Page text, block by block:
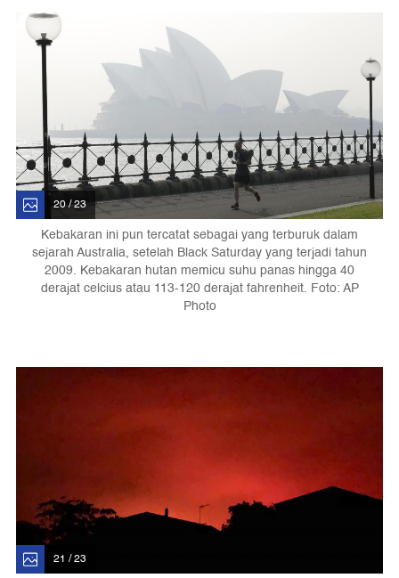
20 / 23
Kebakaran ini pun tercatat sebagai yang terburuk dalam
sejarah Australia, setelah Black Saturday yang terjadi tahun
2009. Kebakaran hutan memicu suhu panas hingga 40
derajat celcius atau 113-120 derajat fahrenheit. Foto: AP
Photo
21 / 23